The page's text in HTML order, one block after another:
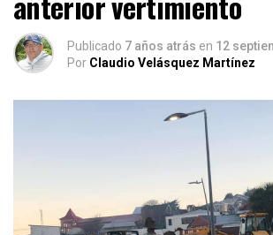
Publicado 7 años atrás en 12
Por Claudio Velásquez Martínez